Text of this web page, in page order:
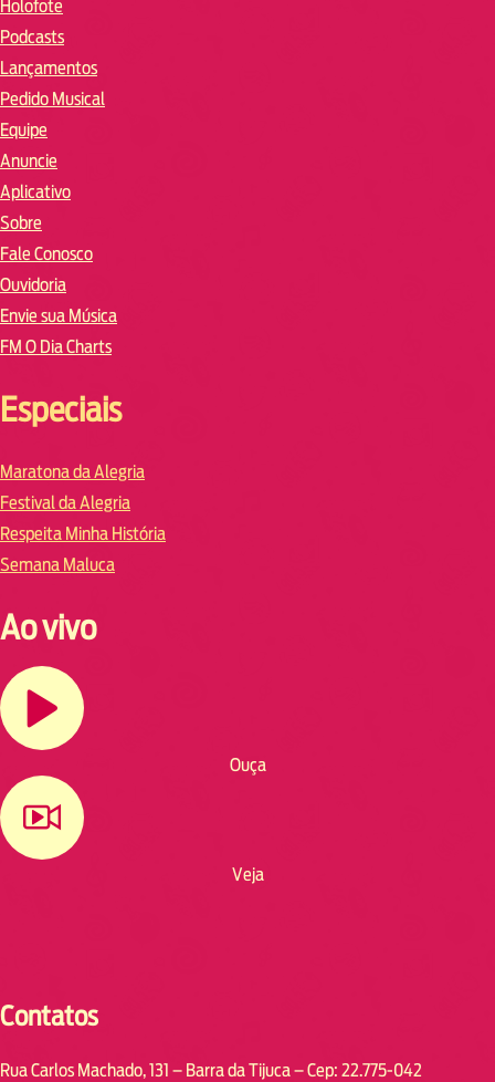
Holofote
Podcasts
Lançamentos
Pedido Musical
Equipe
Anuncie
Aplicativo
Sobre
Fale Conosco
Ouvidoria
Envie sua Música
FM O Dia Charts
Especiais
Maratona da Alegria
Festival da Alegria
Respeita Minha História
Semana Maluca
Ao vivo
Ouça
Veja
Contatos
Rua Carlos Machado, 131 – Barra da Tijuca – Cep: 22.775-042